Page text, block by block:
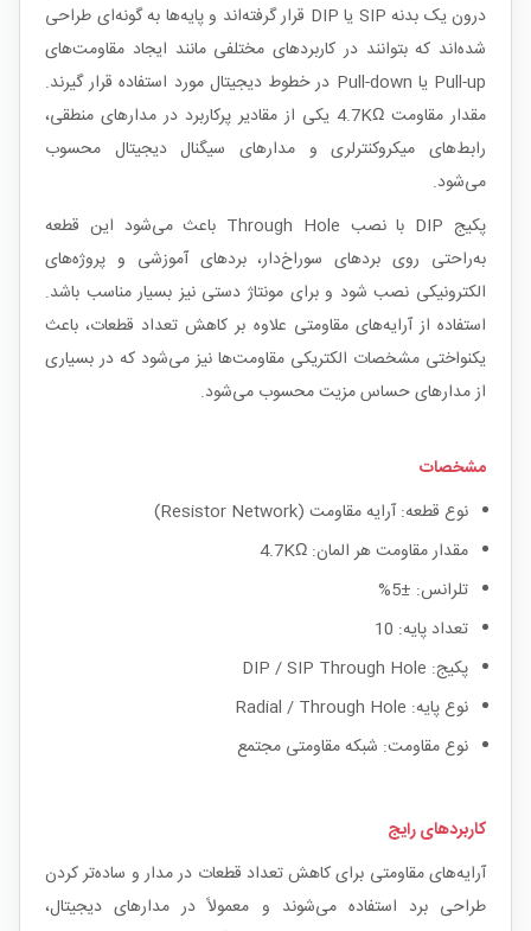
درون یک بدنه SIP یا DIP قرار گرفته‌اند و پایه‌ها به گونه‌ای طراحی
شده‌اند که بتوانند در کاربردهای مختلفی مانند ایجاد مقاومت‌های
Pull-up یا Pull-down در خطوط دیجیتال مورد استفاده قرار گیرند.
مقدار مقاومت 4.7KΩ یکی از مقادیر پرکاربرد در مدارهای منطقی،
رابط‌های میکروکنترلری و مدارهای سیگنال دیجیتال محسوب
می‌شود.
پکیج DIP با نصب Through Hole باعث می‌شود این قطعه
به‌راحتی روی بردهای سوراخ‌دار، بردهای آموزشی و پروژه‌های
الکترونیکی نصب شود و برای مونتاژ دستی نیز بسیار مناسب باشد.
استفاده از آرایه‌های مقاومتی علاوه بر کاهش تعداد قطعات، باعث
یکنواختی مشخصات الکتریکی مقاومت‌ها نیز می‌شود که در بسیاری
از مدارهای حساس مزیت محسوب می‌شود.
مشخصات
نوع قطعه: آرایه مقاومت (Resistor Network)
مقدار مقاومت هر المان: 4.7KΩ
تلرانس: ±5%
تعداد پایه: 10
پکیج: DIP / SIP Through Hole
نوع پایه: Radial / Through Hole
نوع مقاومت: شبکه مقاومتی مجتمع
کاربردهای رایج
آرایه‌های مقاومتی برای کاهش تعداد قطعات در مدار و ساده‌تر کردن
طراحی برد استفاده می‌شوند و معمولاً در مدارهای دیجیتال،